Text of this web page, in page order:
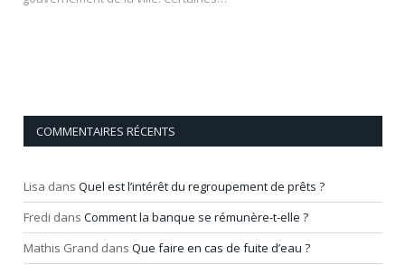
COMMENTAIRES RÉCENTS
Lisa dans Quel est l’intérêt du regroupement de prêts ?
Fredi dans Comment la banque se rémunère-t-elle ?
Mathis Grand dans Que faire en cas de fuite d’eau ?